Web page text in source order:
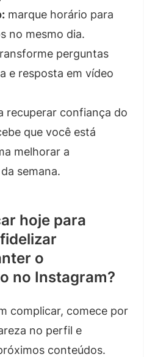
marque horário para
no mesmo dia.
perguntas
e resposta em vídeo
recuperar confiança do
que você está
melhorar a
semana.
hoje para
o
no Instagram?
complicar, comece por
no perfil e
conteúdos.